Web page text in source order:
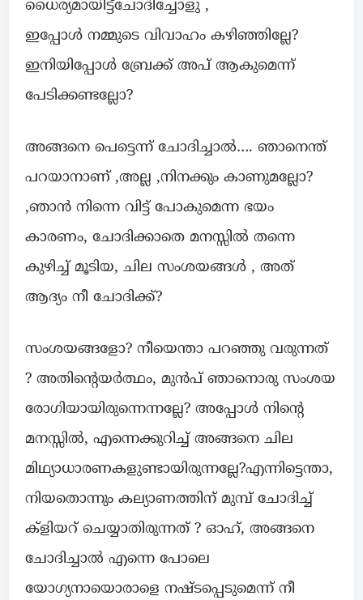
ധൈര്യമായിട്ട്ചോദിച്ചോളു ,
ഇപ്പോൾ നമ്മുടെ വിവാഹം കഴിഞ്ഞില്ലേ?
ഇനിയിപ്പോൾ ബ്രേക്ക് അപ് ആകുമെന്ന്
പേടിക്കണ്ടല്ലോ?
അങ്ങനെ പെട്ടെന്ന് ചോദിച്ചാൽ…. ഞാനെന്ത്
പറയാനാണ് ,അല്ല ,നിനക്കും കാണുമല്ലോ?
,ഞാൻ നിന്നെ വിട്ട് പോകുമെന്ന ഭയം
കാരണം, ചോദിക്കാതെ മനസ്സിൽ തന്നെ
കുഴിച്ച് മൂടിയ, ചില സംശയങ്ങൾ , അത്
ആദ്യം നീ ചോദിക്ക്?
സംശയങ്ങളോ? നീയെന്താ പറഞ്ഞു വരുന്നത്
? അതിൻ്റെയർത്ഥം, മുൻപ് ഞാനൊരു സംശയ
രോഗിയായിരുന്നെന്നല്ലേ? അപ്പോൾ നിൻ്റെ
മനസ്സിൽ, എന്നെക്കുറിച്ച് അങ്ങനെ ചില
മിഥ്യാധാരണകളുണ്ടായിരുന്നല്ലേ?എന്നിട്ടെന്താ,
നിയതൊന്നും കല്യാണത്തിന് മുമ്പ് ചോദിച്ച്
ക്ളിയറ് ചെയ്യാതിരുന്നത് ? ഓഹ്, അങ്ങനെ
ചോദിച്ചാൽ എന്നെ പോലെ
യോഗ്യനായൊരാളെ നഷ്ടപ്പെടുമെന്ന് നീ